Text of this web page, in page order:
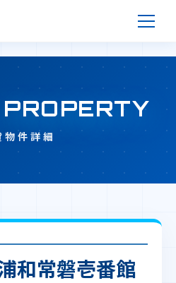
物件詳細
和常磐壱番館